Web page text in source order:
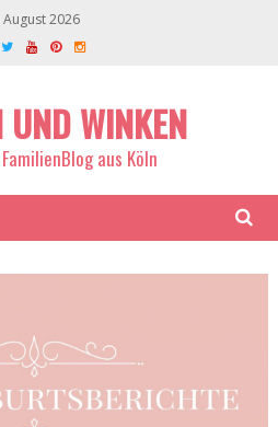
August 2026
UND WINKEN
aus Köln